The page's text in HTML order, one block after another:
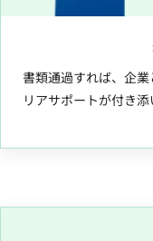
書類通過すれば、企
リアサポートが付き添